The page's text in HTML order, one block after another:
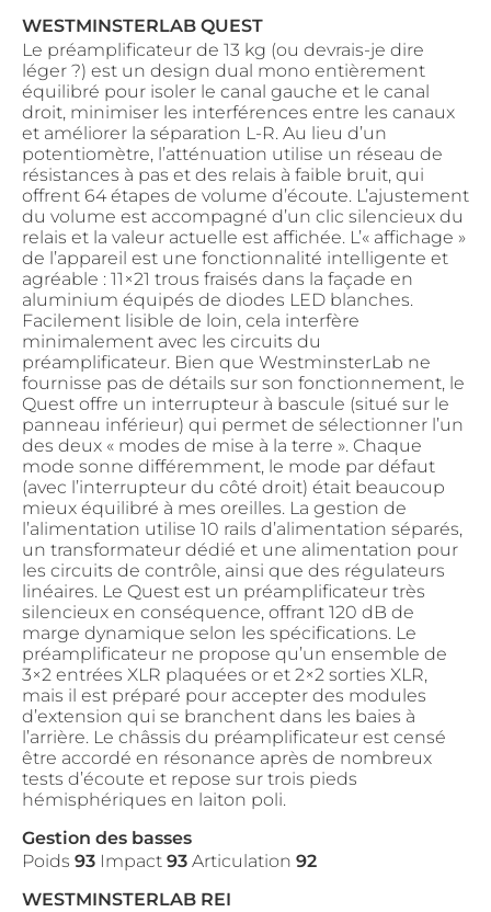
WESTMINSTERLAB QUEST
Le préamplificateur de 13 kg (ou devrais-je dire
léger ?) est un design dual mono entièrement
équilibré pour isoler le canal gauche et le canal
droit, minimiser les interférences entre les canaux
et améliorer la séparation L-R. Au lieu d’un
potentiomètre, l’atténuation utilise un réseau de
résistances à pas et des relais à faible bruit, qui
offrent 64 étapes de volume d’écoute. L’ajustement
du volume est accompagné d’un clic silencieux du
relais et la valeur actuelle est affichée. L’« affichage »
de l’appareil est une fonctionnalité intelligente et
agréable : 11×21 trous fraisés dans la façade en
aluminium équipés de diodes LED blanches.
Facilement lisible de loin, cela interfère
minimalement avec les circuits du
préamplificateur. Bien que WestminsterLab ne
fournisse pas de détails sur son fonctionnement, le
Quest offre un interrupteur à bascule (situé sur le
panneau inférieur) qui permet de sélectionner l’un
des deux « modes de mise à la terre ». Chaque
mode sonne différemment, le mode par défaut
(avec l’interrupteur du côté droit) était beaucoup
mieux équilibré à mes oreilles. La gestion de
l’alimentation utilise 10 rails d’alimentation séparés,
un transformateur dédié et une alimentation pour
les circuits de contrôle, ainsi que des régulateurs
linéaires. Le Quest est un préamplificateur très
silencieux en conséquence, offrant 120 dB de
marge dynamique selon les spécifications. Le
préamplificateur ne propose qu’un ensemble de
3×2 entrées XLR plaquées or et 2×2 sorties XLR,
mais il est préparé pour accepter des modules
d’extension qui se branchent dans les baies à
l’arrière. Le châssis du préamplificateur est censé
être accordé en résonance après de nombreux
tests d’écoute et repose sur trois pieds
hémisphériques en laiton poli.
Gestion des basses
Poids 93 Impact 93 Articulation 92
WESTMINSTERLAB REI